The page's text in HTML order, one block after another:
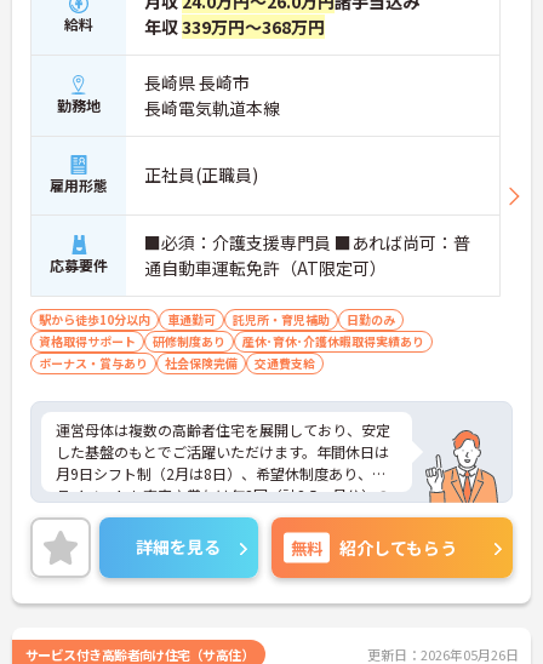
給料
年収339万円～368万円
勤務地
長崎県 長崎市
長崎電気軌道本線
雇用形態 正社員(正職員)
応募要件
■必須：介護支援専門員 ■あれば尚可：普
通自動車運転免許（AT限定可）
駅から徒歩10分以内 車通勤可 託児所・育児補助
日勤のみ
資格取得サポート
研修制度あり
産休･育休･介護休暇取得実績あり
ボーナス・賞与あり
社会保険完備 交通費支給
運営母体は複数の高齢者住宅を展開しており、安定
した基盤のもとでご活躍いただけます。年間休日は
月9日シフト制（2月は8日）、希望休制度あり、プ
ライベートも充実♪賞与は年2回（計2.5ヶ月分）の
実績があり、頑張りが評価される環境です。社員給
食（食事補助手当5,600円支給）や育児給付金制度
（最大10万円支給）など、福利厚生も魅力。社内研
修や資格取得支援制度（対象資格の取得費用を最大
10万円まで補助）も整っており、スキルアップを目
など、さらに詳細をお話ししますのでお気軽にご相
詳細を見る 無料 紹介してもらう
サービス付き高齢者向け住宅（サ高住） 更新日：2026年05月26日